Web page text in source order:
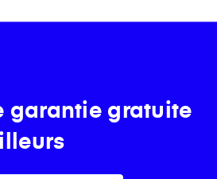
garantie gratuite